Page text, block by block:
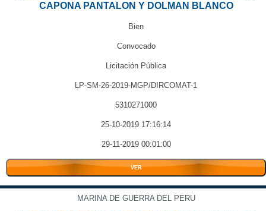
CAPONA PANTALON Y DOLMAN BLANCO
Bien
Convocado
Licitación Pública
LP-SM-26-2019-MGP/DIRCOMAT-1
5310271000
25-10-2019 17:16:14
29-11-2019 00:01:00
VER
MARINA DE GUERRA DEL PERU